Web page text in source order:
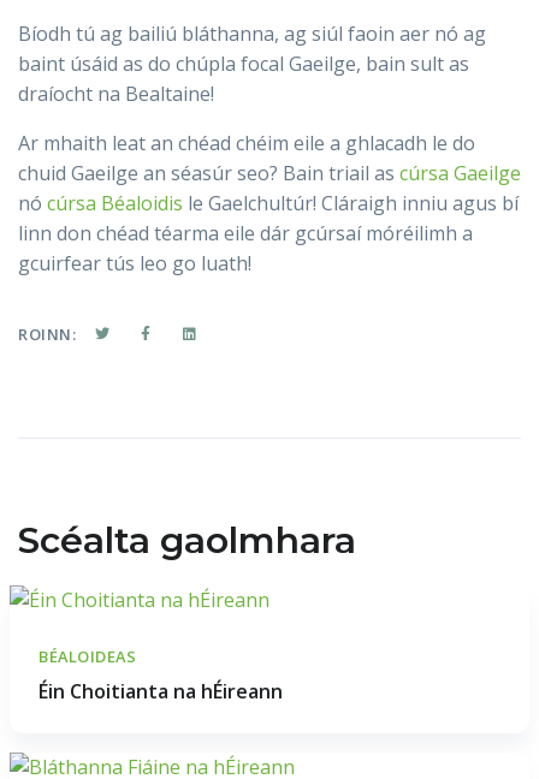
Bíodh tú ag bailiú bláthanna, ag siúl faoin aer nó ag
baint úsáid as do chúpla focal Gaeilge, bain sult as
draíocht na Bealtaine!
Ar mhaith leat an chéad chéim eile a ghlacadh le do
chuid Gaeilge an séasúr seo? Bain triail as cúrsa Gaeilge
nó cúrsa Béaloidis le Gaelchultúr! Cláraigh inniu agus bí
linn don chéad téarma eile dár gcúrsaí móréilimh a
gcuirfear tús leo go luath!
ROINN:
Scéalta gaolmhara
BÉALOIDEAS
Éin Choitianta na hÉireann